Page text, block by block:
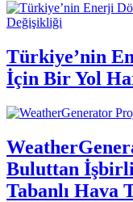
Değişikliği
Türkiye’nin
İçin Bir Yol
Buluttan
Tabanlı Hava